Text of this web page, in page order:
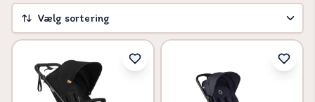
Vælg sortering
Pris høj til lav